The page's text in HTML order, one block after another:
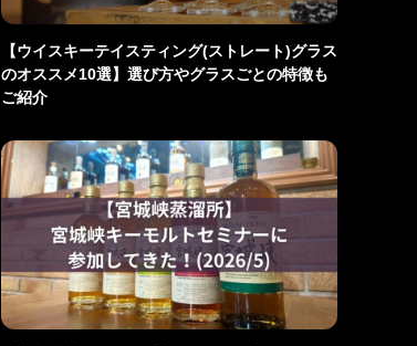
【ウイスキーテイスティング(ストレート)グラス
のオススメ10選】選び方やグラスごとの特徴も
ご紹介